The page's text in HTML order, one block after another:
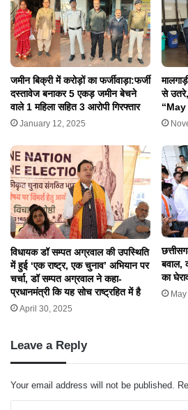
जमीन बिक्री में करोड़ों का फर्जीवाड़ा:फर्जी
दस्तावेज बनाकर 5 एकड़ जमीन बेचने
वाले 1 महिला सहित 3 आरोपी गिरफ्तार
January 12, 2025
से
“May
विधायक डॉ सम्पत अग्रवाल की उपस्थिति
में हुई ‘एक राष्ट्र, एक चुनाव’ अभियान पर
चर्चा, डॉ सम्पत अग्रवाल ने कहा-
प्रधानमंत्री कि यह सोच राष्ट्रहित में है
April 30, 2025
बवाल,
का
Leave a Reply
Your email address will not be published.